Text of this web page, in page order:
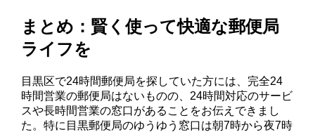
まとめ：賢く使って快適な郵便局
ライフを
目黒区で24時間郵便局を探していた方には、完全24
時間営業の郵便局はないものの、24時間対応のサービ
スや長時間営業の窓口があることをお伝えできまし
た。特に目黒郵便局のゆうゆう窓口は朝7時から夜7時